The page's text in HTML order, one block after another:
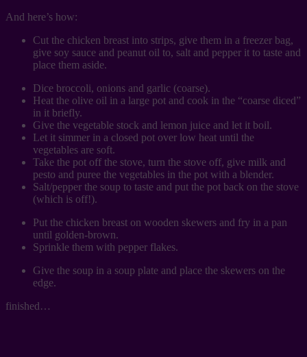
And here’s how:
Cut the chicken breast into strips, give them in a freezer bag,
give soy sauce and peanut oil to, salt and pepper it to taste and
place them aside.
Dice broccoli, onions and garlic (coarse).
Heat the olive oil in a large pot and cook in the “coarse diced”
in it briefly.
Give the vegetable stock and lemon juice and let it boil.
Let it simmer in a closed pot over low heat until the
vegetables are soft.
Take the pot off the stove, turn the stove off, give milk and
pesto and puree the vegetables in the pot with a blender.
Salt/pepper the soup to taste and put the pot back on the stove
(which is off!).
Put the chicken breast on wooden skewers and fry in a pan
until golden-brown.
Sprinkle them with pepper flakes.
Give the soup in a soup plate and place the skewers on the
edge.
finished…